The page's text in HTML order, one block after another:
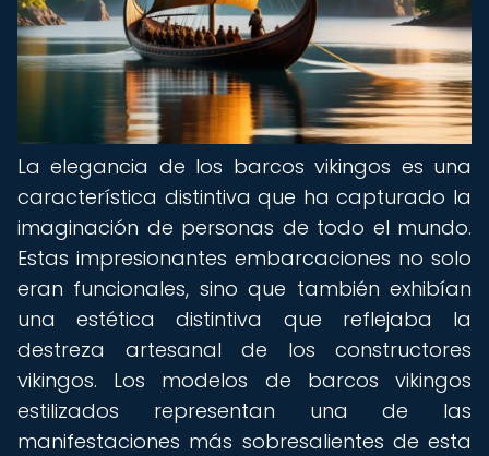
La elegancia de los barcos vikingos es una
característica distintiva que ha capturado la
imaginación de personas de todo el mundo.
Estas impresionantes embarcaciones no solo
eran funcionales, sino que también exhibían
una estética distintiva que reflejaba la
destreza artesanal de los constructores
vikingos. Los modelos de barcos vikingos
estilizados representan una de las
manifestaciones más sobresalientes de esta